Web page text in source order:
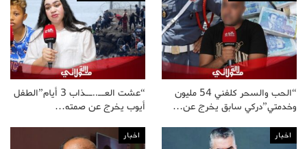
“الحب والسحر كلفني 54 مليون
وخدمتي”دركي سابق يخرج عن…
“عشت العــ..ــذاب 3 أيام”الطفل
أيوب يخرج عن صمته…
اخبار اخبار